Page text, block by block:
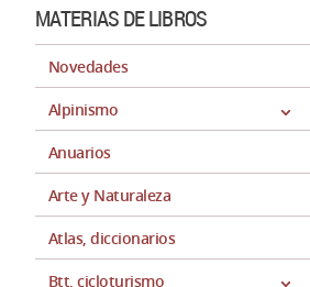
MATERIAS DE LIBROS
Novedades
Alpinismo
Anuarios
Arte y Naturaleza
Atlas, diccionarios
Btt, cicloturismo